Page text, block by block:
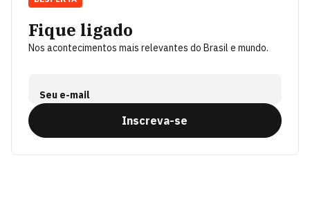
Fique ligado
Nos acontecimentos mais relevantes do Brasil e mundo.
Seu e-mail
Inscreva-se